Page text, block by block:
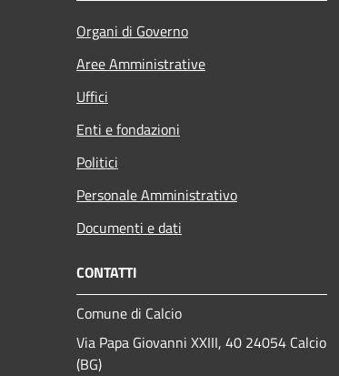
Organi di Governo
Aree Amministrative
Uffici
Enti e fondazioni
Politici
Personale Amministrativo
Documenti e dati
CONTATTI
Comune di Calcio
Via Papa Giovanni XXIII, 40 24054 Calcio
(BG)